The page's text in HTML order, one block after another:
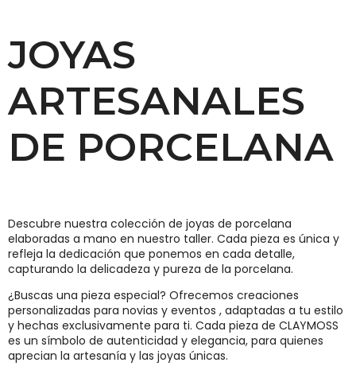
JOYAS
ARTESANALES
DE PORCELANA
Descubre nuestra colección de joyas de porcelana
elaboradas a mano en nuestro taller. Cada pieza es única y
refleja la dedicación que ponemos en cada detalle,
capturando la delicadeza y pureza de la porcelana.
¿Buscas una pieza especial? Ofrecemos creaciones
personalizadas para novias y eventos , adaptadas a tu estilo
y hechas exclusivamente para ti. Cada pieza de CLAYMOSS
es un símbolo de autenticidad y elegancia, para quienes
aprecian la artesanía y las joyas únicas.